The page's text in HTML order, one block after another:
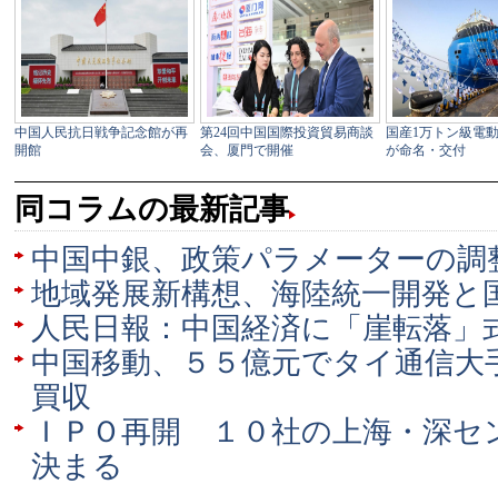
同コラムの最新記事
中国中銀、政策パラメーターの調
地域発展新構想、海陸統一開発と
人民日報：中国経済に「崖転落
中国移動、５５億元でタイ通信
買収
ＩＰＯ再開 １０社の上海・深セ
決まる